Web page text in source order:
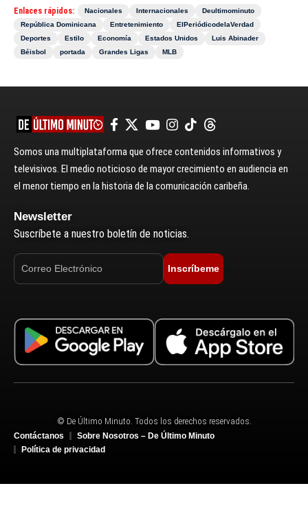
Enlaces rápidos: Nacionales Internacionales
Deultimominuto
República Dominicana
Entretenimiento
ElPeriódicodelaVerdad
Deportes
Estilo Economía Estados Unidos
Luis Abinader
Béisbol
portada Grandes Ligas MLB
Somos una multiplataforma que ofrece contenidos informativos y
televisivos. El medio noticioso de mayor crecimiento en audiencia en
el menor tiempo en la historia de la comunicación caribeña.
Newsletter
Suscríbete a nuestro boletín de noticias.
Inscríbeme
© De Último Minuto. Todos los derechos reservados.
Contáctanos
Sobre Nosotros – De Último Minuto
Política de privacidad